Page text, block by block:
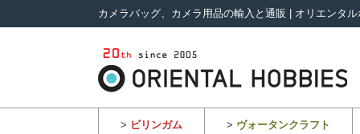
カメラバッグ、カメラ用品の輸入と通販 | オリエンタル
> ビリンガム > ヴォータンクラフト